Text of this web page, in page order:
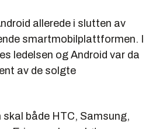
allerede i slutten av
smartmobilplattformen. I
ledelsen og Android var da
av de solgte
både HTC, Samsung,